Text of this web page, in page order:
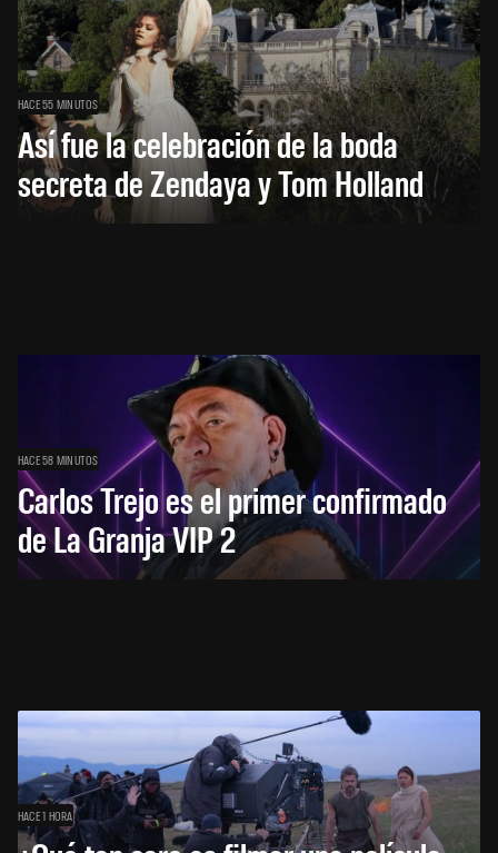
HACE 55 MINUTOS
Así fue la celebración de la boda
secreta de Zendaya y Tom Holland
HACE 58 MINUTOS
Carlos Trejo es el primer confirmado
de La Granja VIP 2
HACE 1 HORA